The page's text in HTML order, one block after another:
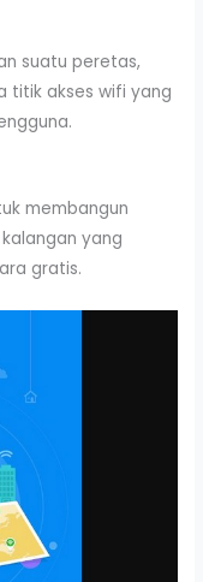
suatu peretas,
titik akses wifi yang
membangun
yang
gratis.